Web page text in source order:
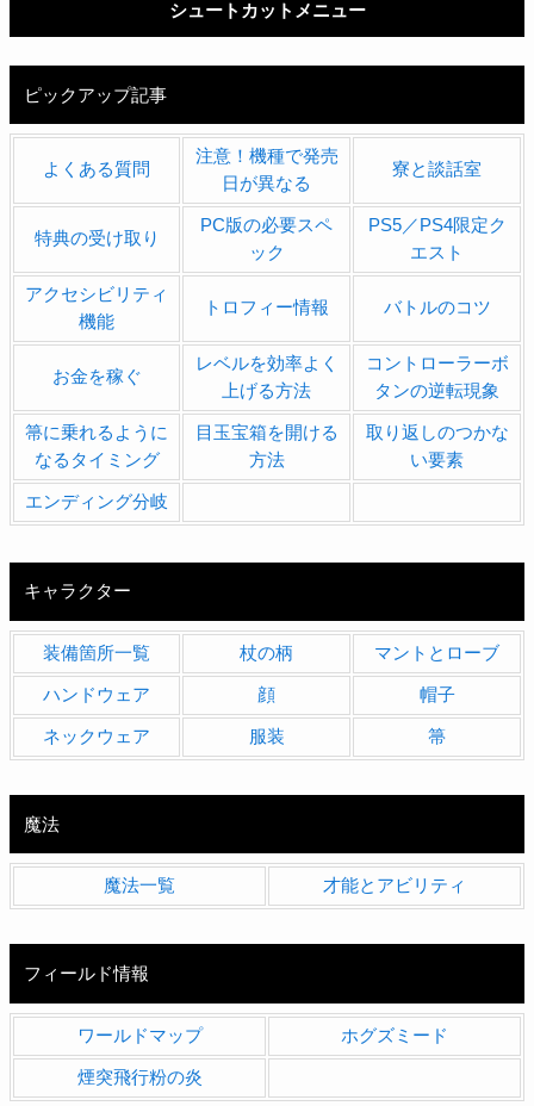
シュートカットメニュー
ピックアップ記事
よくある質問
注意！機種で発売
日が異なる
寮と談話室
特典の受け取り
PC版の必要スペ
ック
PS5／PS4限定ク
エスト
アクセシビリティ
機能
トロフィー情報 バトルのコツ
お金を稼ぐ
レベルを効率よく
上げる方法
コントローラーボ
タンの逆転現象
箒に乗れるように
なるタイミング
目玉宝箱を開ける
方法
取り返しのつかな
い要素
エンディング分岐
キャラクター
装備箇所一覧 杖の柄 マントとローブ
ハンドウェア 顔 帽子
ネックウェア 服装 箒
魔法
魔法一覧 才能とアビリティ
フィールド情報
ワールドマップ ホグズミード
煙突飛行粉の炎